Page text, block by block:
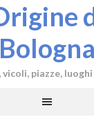
Bologna
piazze,